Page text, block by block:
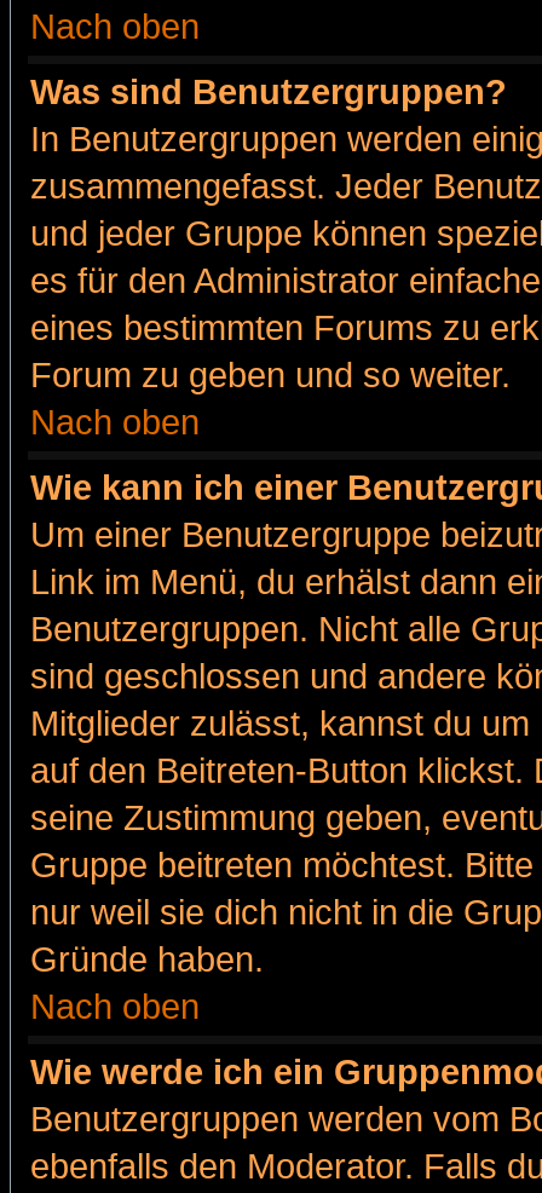
Nach oben
Was sind Benutzergruppen?
In Benutzergruppen werden
zusammengefasst. Jeder
und jeder Gruppe können
es für den Administrator
eines bestimmten Forums zu
Forum zu geben und so weiter.
Nach oben
Wie kann ich einer
Um einer Benutzergruppe
Link im Menü, du erhälst dann
Benutzergruppen. Nicht alle
sind geschlossen und andere
Mitglieder zulässt, kannst du
auf den Beitreten-Button
seine Zustimmung geben,
Gruppe beitreten möchtest.
nur weil sie dich nicht in die
Gründe haben.
Nach oben
Wie werde ich ein
Benutzergruppen werden vom
ebenfalls den Moderator. Falls